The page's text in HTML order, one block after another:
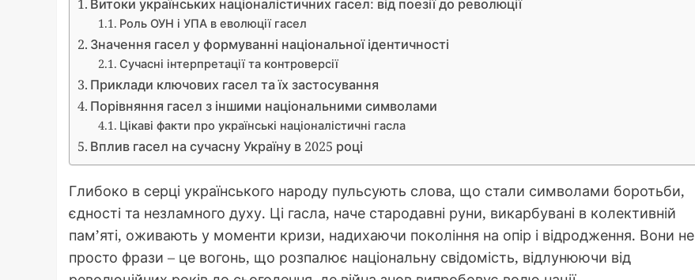
Витоки українських націоналістичних гасел: від поезії до революції
Роль ОУН і УПА в еволюції гасел
Значення гасел у формуванні національної ідентичності
Сучасні інтерпретації та контроверсії
Приклади ключових гасел та їх застосування
Порівняння гасел з іншими національними символами
Цікаві факти про українські націоналістичні гасла
Вплив гасел на сучасну Україну в 2025 році
Глибоко в серці українського народу пульсують слова, що стали символами боротьби,
єдності та незламного духу. Ці гасла, наче стародавні руни, викарбувані в колективній
пам’яті, оживають у моменти кризи, надихаючи покоління на опір і відродження. Вони не
просто фрази – це вогонь, що розпалює національну свідомість, відлунюючи від